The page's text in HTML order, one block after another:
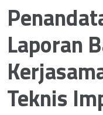
Laporan
Teknis